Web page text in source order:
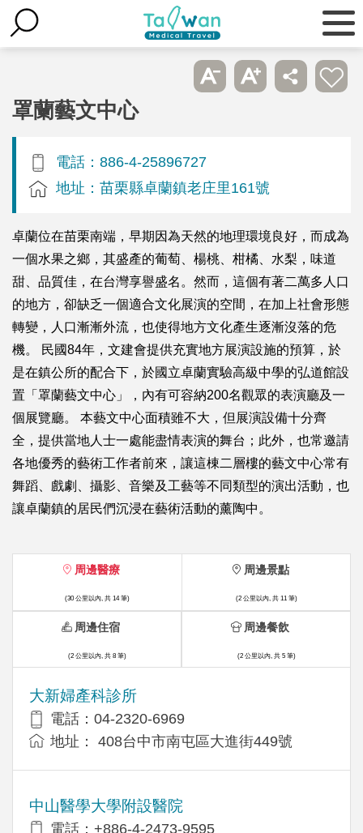
罩蘭藝文中心
電話：886-4-25896727
地址：苗栗縣卓蘭鎮老庄里161號
卓蘭位在苗栗南端，早期因為天然的地理環境良好，而成為
一個水果之鄉，其盛產的葡萄、楊桃、柑橘、水梨，味道
甜、品質佳，在台灣享譽盛名。然而，這個有著二萬多人口
的地方，卻缺乏一個適合文化展演的空間，在加上社會形態
轉變，人口漸漸外流，也使得地方文化產生逐漸沒落的危
機。 民國84年，文建會提供充實地方展演設施的預算，於
是在鎮公所的配合下，於國立卓蘭實驗高級中學的弘道館設
置「罩蘭藝文中心」，內有可容納200名觀眾的表演廳及一
個展覽廳。 本藝文中心面積雖不大，但展演設備十分齊
全，提供當地人士一處能盡情表演的舞台；此外，也常邀請
各地優秀的藝術工作者前來，讓這棟二層樓的藝文中心常有
舞蹈、戲劇、攝影、音樂及工藝等不同類型的演出活動，也
讓卓蘭鎮的居民們沉浸在藝術活動的薰陶中。
周邊醫療
(30 公里以內, 共 14 筆)
大新婦產科診所
電話：04-2320-6969
地址： 408台中市南屯區大進街449號
中山醫學大學附設醫院
電話：+886-4-2473-9595
周邊景點
(2 公里以內, 共 11 筆)
周邊住宿
(2 公里以內, 共 8 筆)
周邊餐飲
(2 公里以內, 共 5 筆)